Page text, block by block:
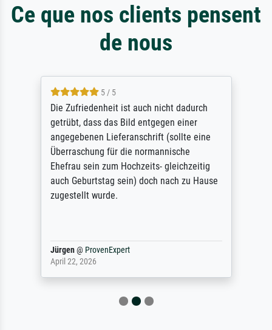
Ce que nos clients pensent
de nous
5 / 5
Die Zufriedenheit ist auch nicht dadurch
getrübt, dass das Bild entgegen einer
angegebenen Lieferanschrift (sollte eine
Überraschung für die normannische
Ehefrau sein zum Hochzeits- gleichzeitig
auch Geburtstag sein) doch nach zu Hause
zugestellt wurde.
Jürgen@ ProvenExpert
April 22, 2026